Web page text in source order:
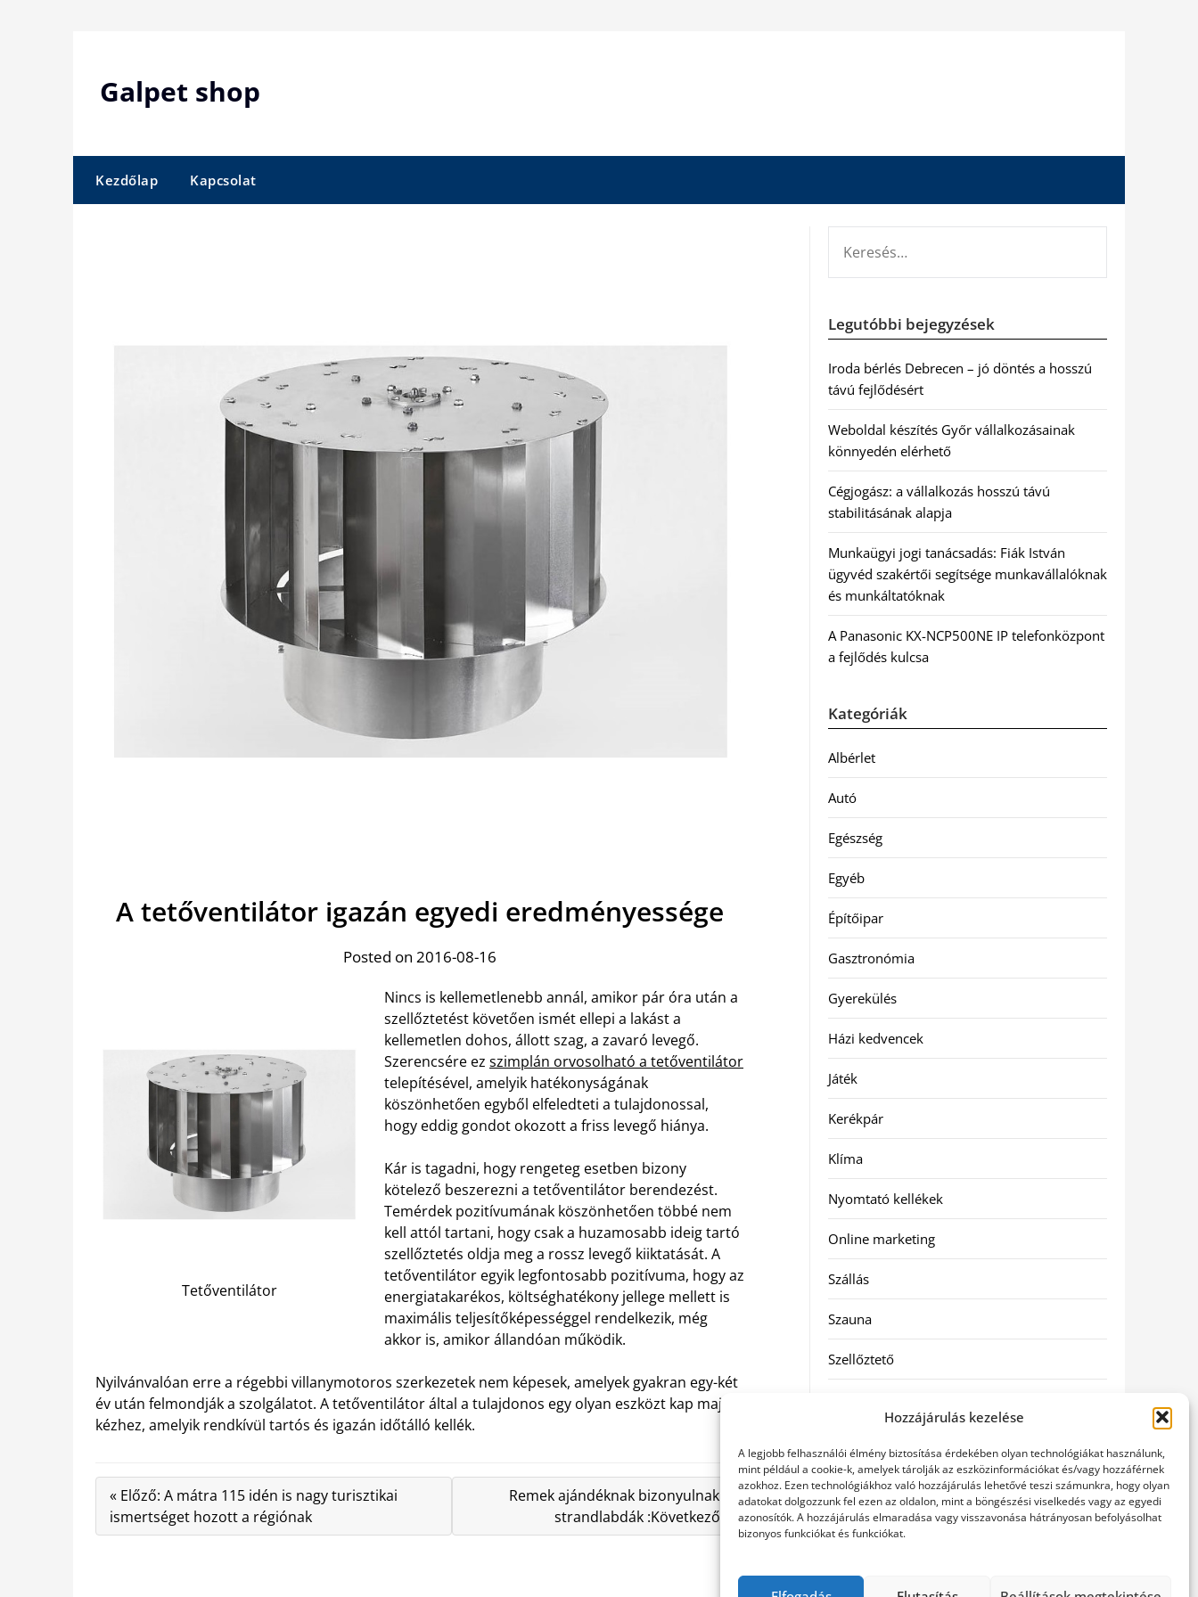
Hozzájárulás kezelése
A legjobb felhasználói élmény biztosítása érdekében olyan technológiákat használunk,
mint például a cookie-k, amelyek tárolják az eszközinformációkat és/vagy hozzáférnek
azokhoz. Ezen technológiákhoz való hozzájárulás lehetővé teszi számunkra, hogy olyan
adatokat dolgozzunk fel ezen az oldalon, mint a böngészési viselkedés vagy az egyedi
azonosítók. A hozzájárulás elmaradása vagy visszavonása hátrányosan befolyásolhat
bizonyos funkciókat és funkciókat.
Galpet shop
Kezdőlap Kapcsolat
A tetőventilátor igazán egyedi eredményessége
Posted on 2016-08-16
Tetőventilátor
Nincs is kellemetlenebb annál, amikor pár óra után a
szellőztetést követően ismét ellepi a lakást a
kellemetlen dohos, állott szag, a zavaró levegő.
Szerencsére ez szimplán orvosolható a tetőventilátor
telepítésével, amelyik hatékonyságának
köszönhetően egyből elfeledteti a tulajdonossal,
hogy eddig gondot okozott a friss levegő hiánya.
Kár is tagadni, hogy rengeteg esetben bizony
kötelező beszerezni a tetőventilátor berendezést.
Temérdek pozitívumának köszönhetően többé nem
kell attól tartani, hogy csak a huzamosabb ideig tartó
szellőztetés oldja meg a rossz levegő kiiktatását. A
tetőventilátor egyik legfontosabb pozitívuma, hogy az
energiatakarékos, költséghatékony jellege mellett is
maximális teljesítőképességgel rendelkezik, még
akkor is, amikor állandóan működik.
Nyilvánvalóan erre a régebbi villanymotoros szerkezetek nem képesek, amelyek gyakran egy-két
év után felmondják a szolgálatot. A tetőventilátor által a tulajdonos egy olyan eszközt kap majd
kézhez, amelyik rendkívül tartós és igazán időtálló kellék.
« Előző: A mátra 115 idén is nagy turisztikai
ismertséget hozott a régiónak
Remek ajándéknak bizonyulnak a
strandlabdák :Következő »
Legutóbbi bejegyzések
Iroda bérlés Debrecen – jó döntés a hosszú
távú fejlődésért
Weboldal készítés Győr vállalkozásainak
könnyedén elérhető
Cégjogász: a vállalkozás hosszú távú
stabilitásának alapja
Munkaügyi jogi tanácsadás: Fiák István
ügyvéd szakértői segítsége munkavállalóknak
és munkáltatóknak
A Panasonic KX-NCP500NE IP telefonközpont
a fejlődés kulcsa
Kategóriák
Albérlet
Autó
Egészség
Egyéb
Építőipar
Gasztronómia
Gyerekülés
Házi kedvencek
Játék
Kerékpár
Klíma
Nyomtató kellékek
Online marketing
Szállás
Szauna
Szellőztető
Utazás
Vásárlás